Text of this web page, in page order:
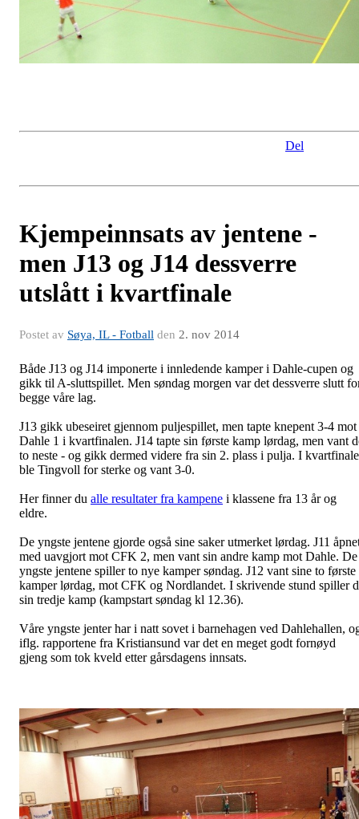
Del
Kjempeinnsats av jentene -
men J13 og J14 dessverre
utslått i kvartfinale
Postet av Søya, IL - Fotball den 2. nov 2014
Både J13 og J14 imponerte i innledende kamper i Dahle-cupen og
gikk til A-sluttspillet. Men søndag morgen var det dessverre slutt
begge våre lag.
J13 gikk ubeseiret gjennom puljespillet, men tapte knepent 3-4 mot
Dahle 1 i kvartfinalen. J14 tapte sin første kamp lørdag, men vant
to neste - og gikk dermed videre fra sin 2. plass i pulja. I
ble Tingvoll for sterke og vant 3-0.
Her finner du alle resultater fra kampene i klassene fra 13 år og
eldre.
De yngste jentene gjorde også sine saker utmerket lørdag. J11
med uavgjort mot CFK 2, men vant sin andre kamp mot Dahle. De
yngste jentene spiller to nye kamper søndag. J12 vant sine to første
kamper lørdag, mot CFK og Nordlandet. I skrivende stund spiller
sin tredje kamp (kampstart søndag kl 12.36).
Våre yngste jenter har i natt sovet i barnehagen ved Dahlehallen,
iflg. rapportene fra Kristiansund var det en meget godt fornøyd
gjeng som tok kveld etter gårsdagens innsats.